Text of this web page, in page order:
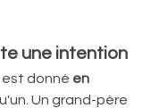
une intention
est donné en
Un grand-père